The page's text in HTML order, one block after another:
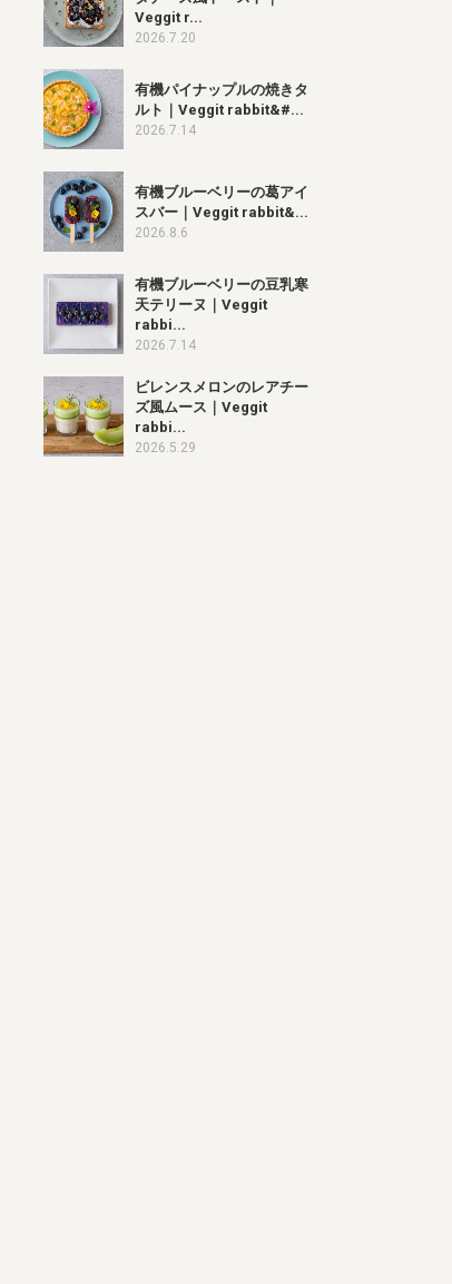
Veggit r...
2026.7.20
有機パイナップルの焼きタ
ルト｜Veggit rabbit&#...
2026.7.14
有機ブルーベリーの葛アイ
スバー｜Veggit rabbit&...
2026.8.6
有機ブルーベリーの豆乳寒
天テリーヌ｜Veggit
rabbi...
2026.7.14
ビレンスメロンのレアチー
ズ風ムース｜Veggit
rabbi...
2026.5.29